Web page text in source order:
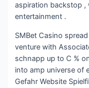
aspiration backstop ,
entertainment .
SMBet Casino
venture with
schnapp up to C %
into amp universe of
Gefahr Website